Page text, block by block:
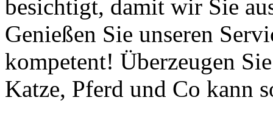
besichtigt, damit wir Sie
Genießen Sie unseren
kompetent! Überzeugen
Katze, Pferd und Co kann